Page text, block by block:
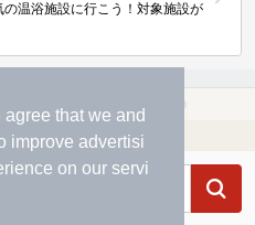
that we and
improve advertisi
on our servi
温浴施設に行こう！対象施設が